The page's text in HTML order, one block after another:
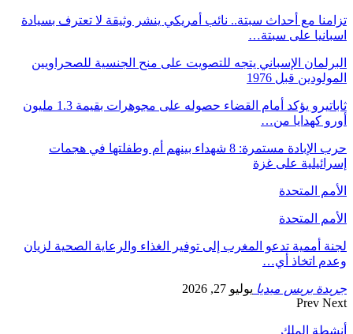
تزامنا مع أحداث سبتة.. نائب أمريكي ينشر وثيقة لا تعترف بسيادة
اسبانيا على سبتة…
البرلمان الإسباني يتجه للتصويت على منح الجنسية للصحراويين
المولودين قبل 1976
ثاباتيرو يؤكد أمام القضاء حصوله على مجوهرات بقيمة 1.3 مليون
أورو كهدايا من…
حرب الإبادة مستمرة: 8 شهداء بينهم أم وطفلتها في هجمات
إسرائيلية على غزة
الأمم المتحدة
الأمم المتحدة
لجنة أممية تدعو المغرب إلى توفير الغذاء والرعاية الصحية لزيان
وعدم اتخاذ أي…
جريدة بريس ميديا يوليو 27, 2026
Prev Next
أنشطة الملك